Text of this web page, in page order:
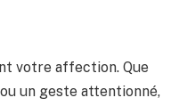
votre affection. Que
un geste attentionné,